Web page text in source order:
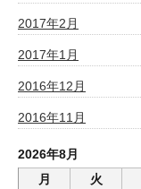
2017年2月
2017年1月
2016年12月
2016年11月
2026年8月
月
火